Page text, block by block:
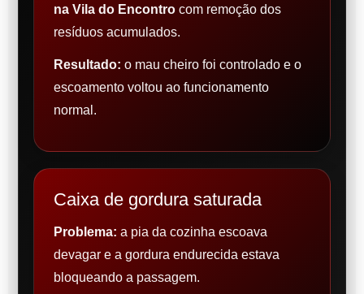
na Vila do Encontro com remoção dos
resíduos acumulados.
Resultado: o mau cheiro foi controlado e o
escoamento voltou ao funcionamento
normal.
Caixa de gordura saturada
Problema: a pia da cozinha escoava
devagar e a gordura endurecida estava
bloqueando a passagem.